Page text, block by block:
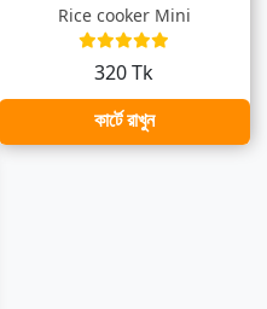
Rice cooker Mini
320 Tk
কার্টে রাখুন